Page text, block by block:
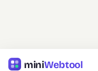
miniWebtool